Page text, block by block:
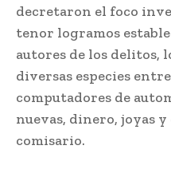
decretaron el foco
tenor logramos
autores de los delitos,
diversas especies
computadores de
nuevas, dinero, joyas y
comisario.